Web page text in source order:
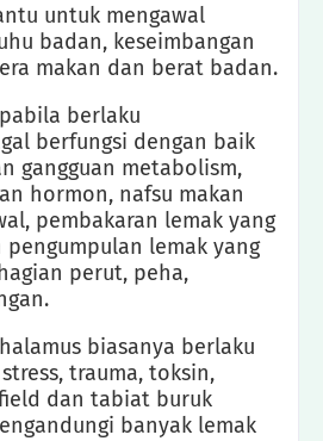
untuk mengawal
badan, keseimbangan
makan dan berat badan.
berlaku
berfungsi dengan baik
gangguan metabolism,
hormon, nafsu makan
pembakaran lemak yang
lemak yang
perut, peha,
biasanya berlaku
trauma, toksin,
dan tabiat buruk
banyak lemak